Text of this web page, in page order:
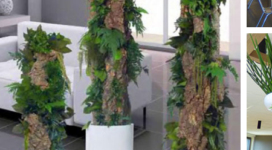
PLANTES STABILISÉES